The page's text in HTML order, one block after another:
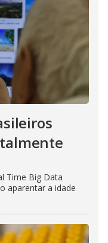
Time Big Data
aparentar a idade